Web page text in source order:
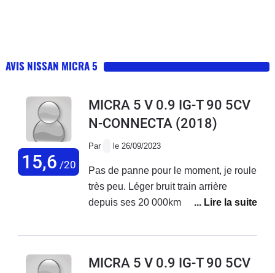
AVIS NISSAN MICRA 5
15,6 /20
MICRA 5 V 0.9 IG-T 90 5CV
N-CONNECTA (2018)
Par le 26/09/2023
Pas de panne pour le moment, je roule
très peu. Léger bruit train arrière
depuis ses 20 000km, origine non
sur route, bémol petit moteur donc pas
en éco conduite permanente. Relance
MICRA 5 V 0.9 IG-T 90 5CV